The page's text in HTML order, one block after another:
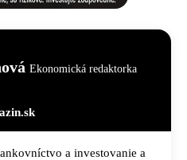
Ekonomická redaktorka
a investovanie a